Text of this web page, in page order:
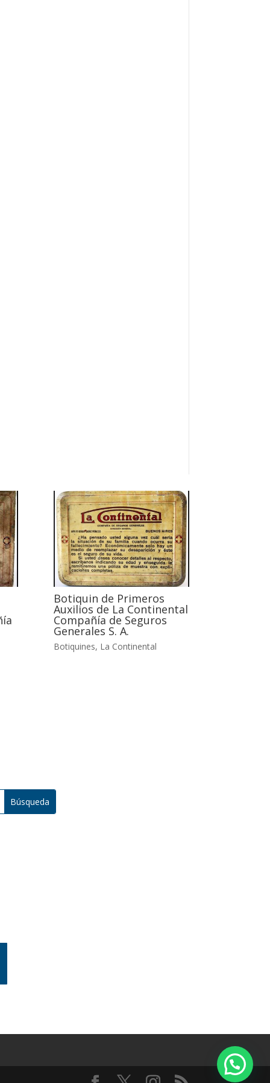
Botiquin de Primeros
Auxilios de La Continental
Compañía de Seguros
Generales S. A.
Botiquines, La Continental